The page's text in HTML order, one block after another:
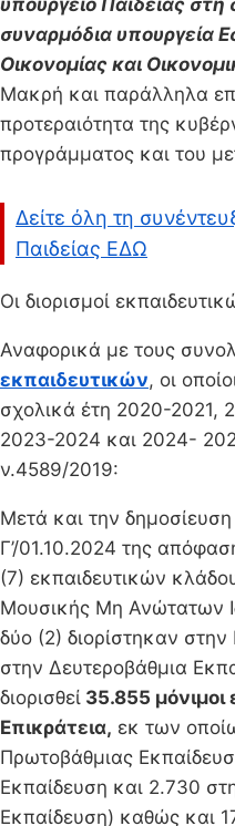
συναρμόδια υπουργεία
Οικονομίας και
Μακρή και παράλληλα
προτεραιότητα της
προγράμματος και του
Δείτε όλη τη
Παιδείας ΕΔΩ
Οι διορισμοί
Αναφορικά με τους
εκπαιδευτικών, οι
σχολικά έτη 2020-2021,
2023-2024 και 2024-
ν.4589/2019:
Μετά και την
Γ’/01.10.2024 της
(7) εκπαιδευτικών
Μουσικής Μη Ανώτατων
δύο (2) διορίστηκαν
στην Δευτεροβάθμια
διορισθεί 35.855 μόνιμοι
Επικράτεια, εκ των
Πρωτοβάθμιας
Εκπαίδευση και 2.730
Εκπαίδευση) καθώς και